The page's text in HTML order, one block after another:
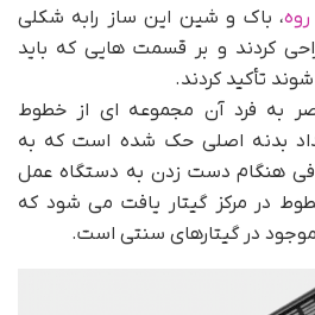
روه، باک و شین این ساز رابه شکلی
کردند و بر قسمت هایی که باید
تأکید کردند.
به فرد آن مجموعه ای از خطوط
بدنه اصلی حک شده است که به
هنگام دست زدن به دستگاه عمل
در مرکز گیتار یافت می شود که
در گیتارهای سنتی است.